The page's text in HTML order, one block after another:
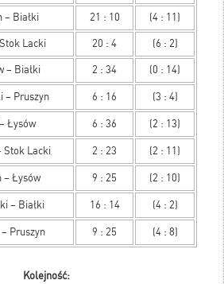
– Białki 21 : 10 (4 : 11)
Lacki 20 : 4 (6 : 2)
– Białki 2 : 34 (0 : 14)
– Pruszyn 6 : 16 (3 : 4)
Łysów 6 : 36 (2 : 13)
Stok Lacki 2 : 23 (2 : 11)
– Łysów 9 : 25 (2 : 10)
– Białki 16 : 14 (4 : 2)
Pruszyn 9 : 25 (4 : 8)
Kolejność: